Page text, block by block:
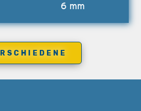
6 mm